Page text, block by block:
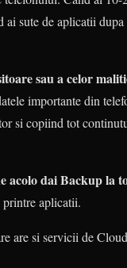
sute de aplicatii
sau a celor
importante din
si copiind tot
acolo dai Backup la
printre aplicatii.
are si servicii de